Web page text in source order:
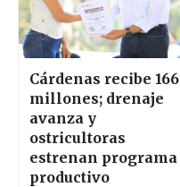
Cárdenas recibe 166
millones; drenaje
avanza y
ostricultoras
estrenan programa
productivo